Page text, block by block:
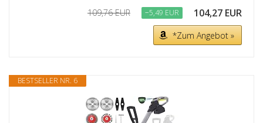
109,76 EUR −5,49 EUR 104,27 EUR
*Zum Angebot »
BESTSELLER NR. 6